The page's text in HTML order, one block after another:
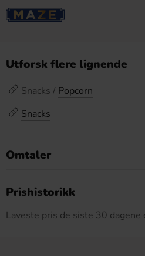
Utforsk flere lignende
Snacks / Popcorn
Snacks
Omtaler
Prishistorikk
Laveste pris de siste 30